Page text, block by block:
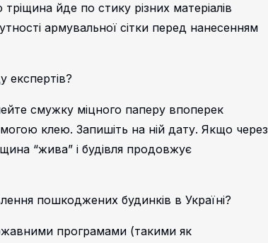
йде по стику різних матеріалів
армувальної сітки перед нанесенням
експертів?
смужку міцного паперу впоперек
клею. Запишіть на ній дату. Якщо через
“жива” і будівля продовжує
пошкоджених будинків в Україні?
програмами (такими як